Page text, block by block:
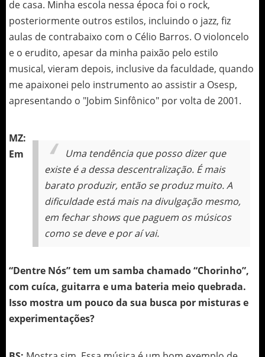
de casa. Minha escola nessa época foi o rock,
posteriormente outros estilos, incluindo o jazz, fiz
aulas de contrabaixo com o Célio Barros. O violoncelo
e o erudito, apesar da minha paixão pelo estilo
musical, vieram depois, inclusive da faculdade, quando
me apaixonei pelo instrumento ao assistir a Osesp,
apresentando o "Jobim Sinfônico" por volta de 2001.
Uma tendência que posso dizer que
existe é a dessa descentralização. É mais
barato produzir, então se produz muito. A
dificuldade está mais na divulgação mesmo,
em fechar shows que paguem os músicos
como se deve e por aí vai.
MZ:
Em
“Dentre Nós” tem um samba chamado “Chorinho”,
com cuíca, guitarra e uma bateria meio quebrada.
Isso mostra um pouco da sua busca por misturas e
experimentações?